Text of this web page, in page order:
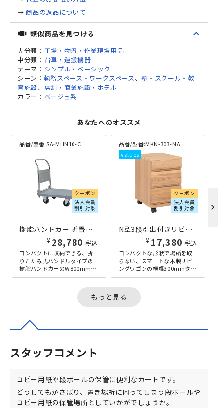
→ 商品の返品について
view_carousel 類似商品を見つける expand_less
大分類： 工場・物流・作業現場用品
中分類： 台車・運搬機器
テーマ： シンプル・ベーシック
シーン： 執務スペース・ワークスペース 、塾・スクール・教
育施設、 店舗・商業施設・ホテル
カラー： ベージュ系
あなたへのオススメ
品番/型番:SA-MHN10-C
クーポン
法人会員
割引対象
樹脂ハンドカー 折畳ハンドルタイプ W800×D505×H846 グレー
¥ 28,780 税込
コンパクトに収納できる、折
りたたみ式ハンドルタイプの
樹脂ハンドカーのW800mmタ
イプです。樹脂製で軽量な、
品番/型番:MKN-303-NA
クーポン
法人会員
割引対象
N型3段引出付きリビングワゴン W300×D400×H495 ナチュラル
¥ 17,380 税込
コンパクトな形状で場所を取
らない、スマートな木製リビ
ングワゴンの横幅300mmタイ
プです。高さの異なる3段の引
chevron_right
もっと見る
スタッフコメント
コピー用紙や段ボールの保管に便利なカートです。
どうしてもかさばり、置き場所に困ってしまう段ボールや
コピー用紙の保管場所としていかがでしょうか。